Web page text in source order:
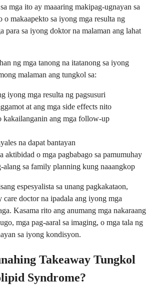
mga ito ay maaaring makipag-ugnayan sa
o makaapekto sa iyong mga resulta ng
para sa iyong doktor na malaman ang lahat
ng mga tanong na itatanong sa iyong
malaman ang tungkol sa:
iyong mga resulta ng pagsusuri
at ang mga side effects nito
kakailanganin ang mga follow-up
na dapat bantayan
aktibidad o mga pagbabago sa pamumuhay
alang sa family planning kung naaangkop
espesyalista sa unang pagkakataon,
doctor na ipadala ang iyong mga
Kasama rito ang anumang mga nakaraang
mga pag-aaral sa imaging, o mga tala ng
sa iyong kondisyon.
Takeaway Tungkol
Syndrome?